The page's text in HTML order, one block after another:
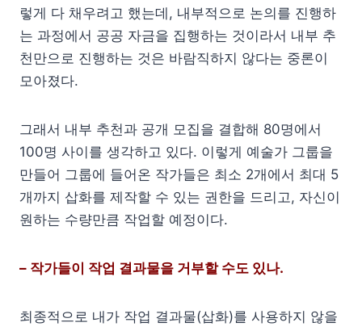
렇게 다 채우려고 했는데, 내부적으로 논의를 진행하
는 과정에서 공공 자금을 집행하는 것이라서 내부 추
천만으로 진행하는 것은 바람직하지 않다는 중론이
모아졌다.
그래서 내부 추천과 공개 모집을 결합해 80명에서
100명 사이를 생각하고 있다. 이렇게 예술가 그룹을
만들어 그룹에 들어온 작가들은 최소 2개에서 최대 5
개까지 삽화를 제작할 수 있는 권한을 드리고, 자신이
원하는 수량만큼 작업할 예정이다.
– 작가들이 작업 결과물을 거부할 수도 있나.
최종적으로 내가 작업 결과물(삽화)를 사용하지 않을